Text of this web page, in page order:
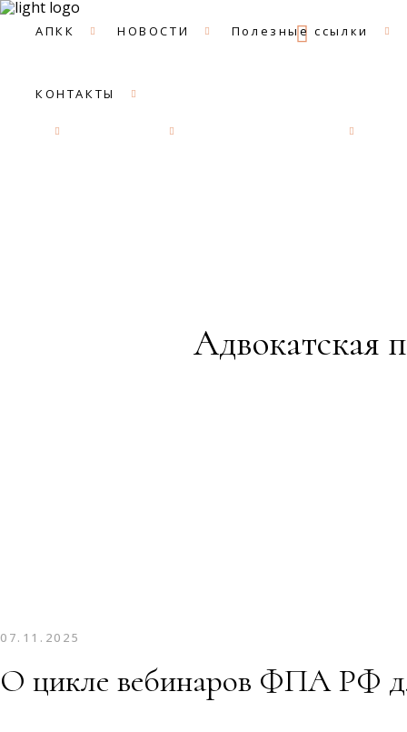
09:00
АПКК НОВОСТИ Полезные ссылки
КОНТАКТЫ
Адвокатская
07.11.2025
О цикле вебинаров ФПА РФ